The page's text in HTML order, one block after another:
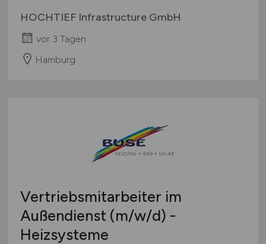
HOCHTIEF Infrastructure GmbH
vor 3 Tagen
Hamburg
Vertriebsmitarbeiter im
Außendienst (m/w/d) -
Heizsysteme